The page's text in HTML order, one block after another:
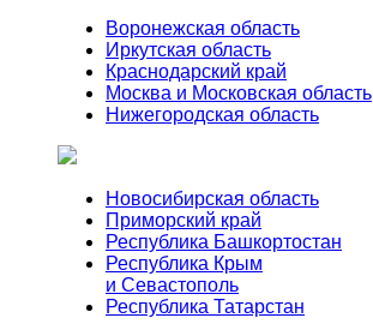
Воронежская область
Иркутская область
Краснодарский край
Москва и Московская область
Нижегородская область
Новосибирская область
Приморский край
Республика Башкортостан
Республика Крым
и Севастополь
Республика Татарстан